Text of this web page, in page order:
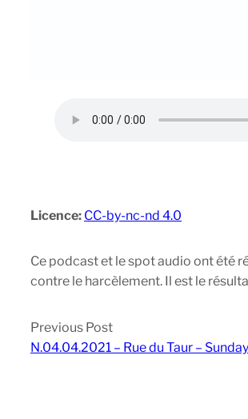
Licence: CC-by-nc-nd 4.0
Ce podcast et le spot audio ont été
contre le harcèlement. Il est le
Previous Post
N.04.04.2021 – Rue du Taur – Sunday